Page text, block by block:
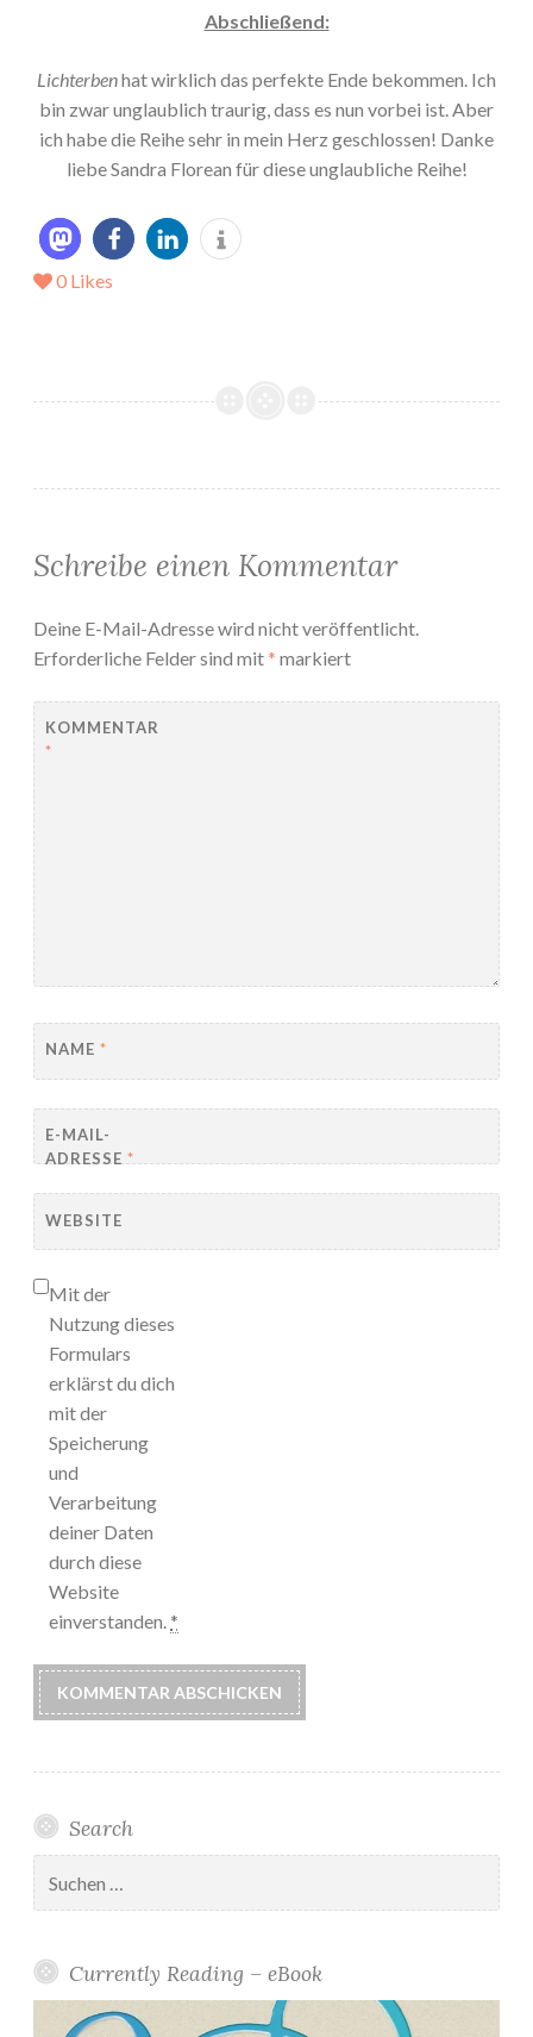
Abschließend:
Lichterbenhat wirklich das perfekte Ende bekommen. Ich
bin zwar unglaublich traurig, dass es nun vorbei ist. Aber
ich habe die Reihe sehr in mein Herz geschlossen! Danke
liebe Sandra Florean für diese unglaubliche Reihe!
0 Likes
Schreibe einen Kommentar
Deine E-Mail-Adresse wird nicht veröffentlicht.
Erforderliche Felder sind mit* markiert
KOMMENTAR
*
NAME *
E-MAIL-
ADRESSE *
WEBSITE
Mit der
Nutzung dieses
Formulars
erklärst du dich
mit der
Speicherung
und
Verarbeitung
deiner Daten
durch diese
Website
einverstanden. *
Search
nach:
Currently Reading – eBook